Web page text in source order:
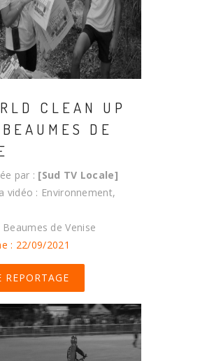
CLEAN UP
DE
par : [Sud TV Locale]
vidéo : Environnement,
de Venise
: 22/09/2021
REPORTAGE